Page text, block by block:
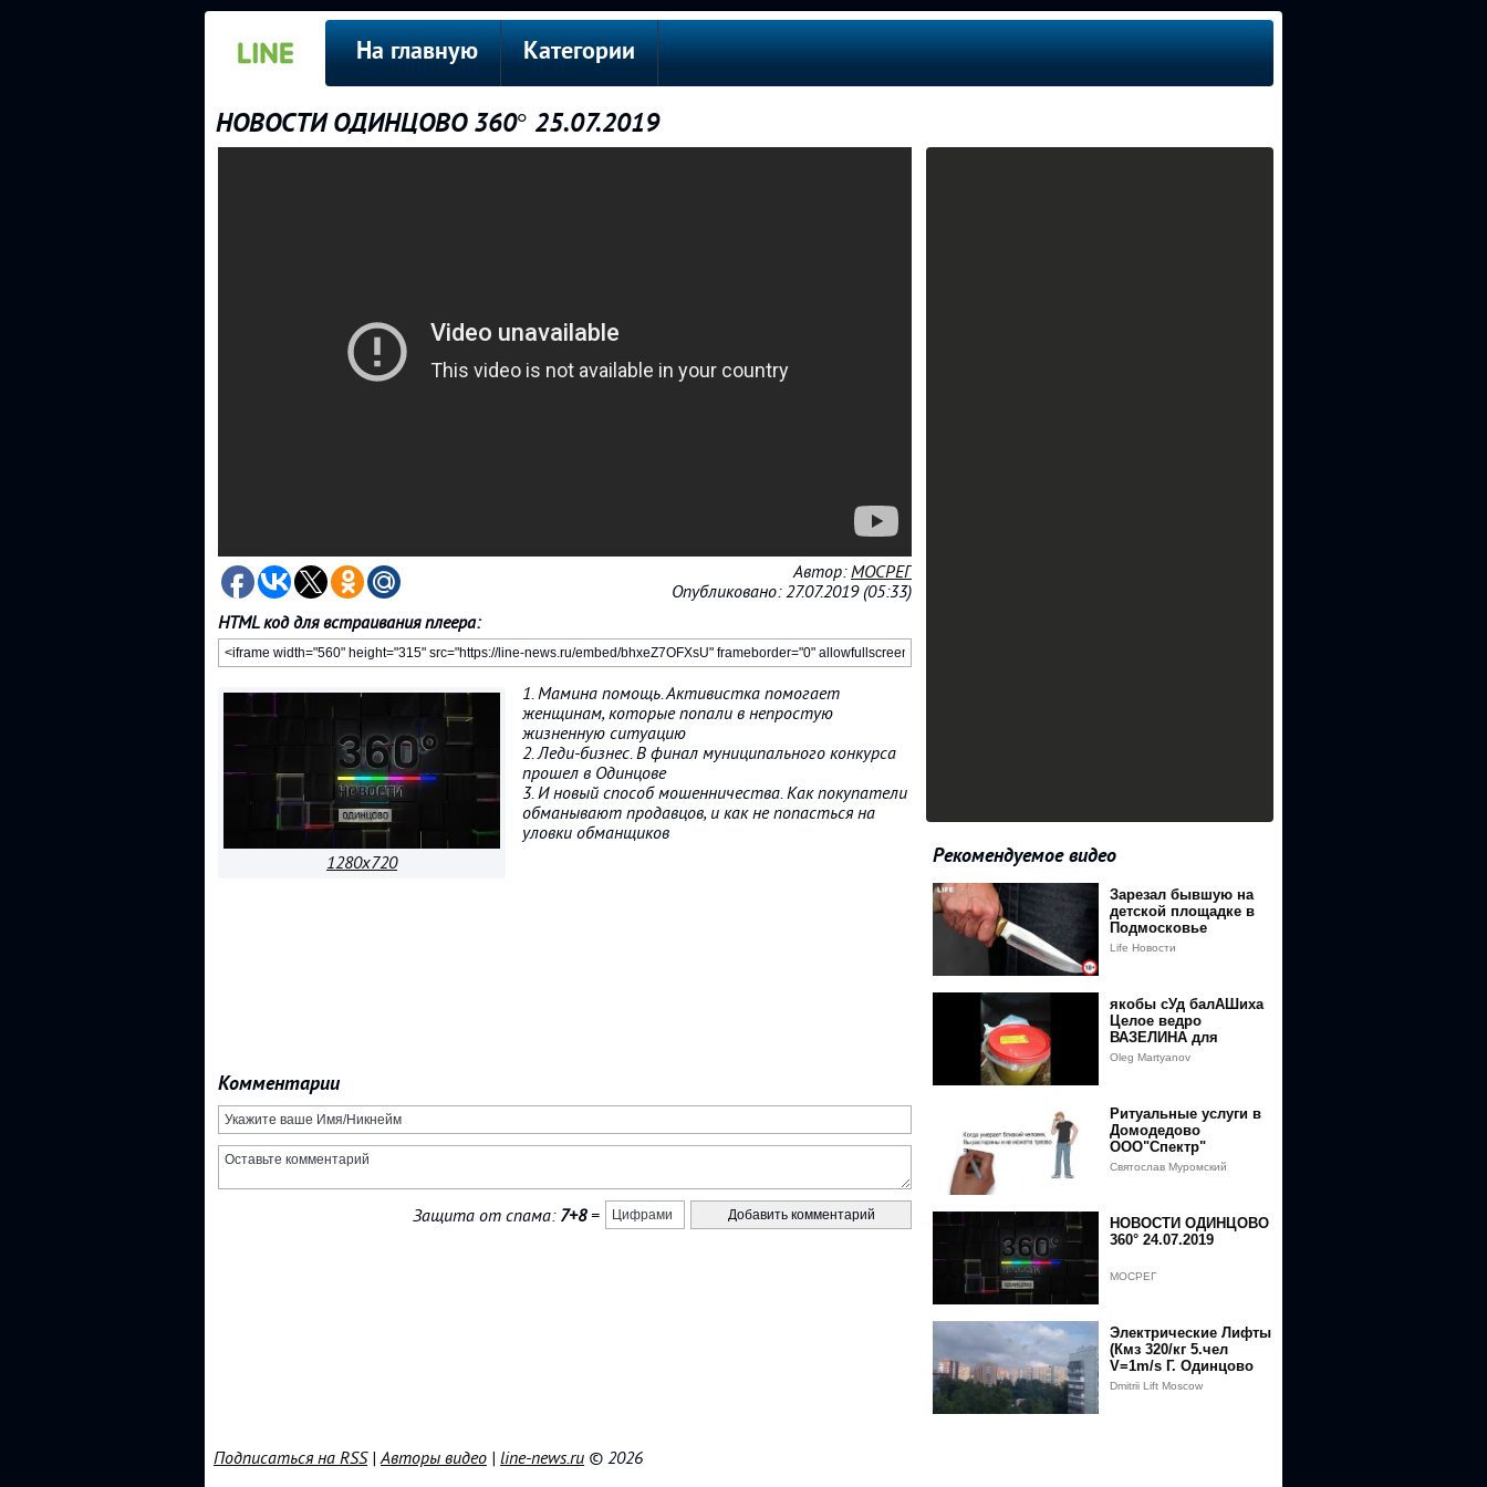
На главную Категории
НОВОСТИ ОДИНЦОВО 360° 25.07.2019
Автор:МОСРЕГ
Опубликовано: 27.07.2019 (05:33)
HTML код для встраивания плеера:
1280x720
1. Мамина помощь. Активистка помогает
женщинам, которые попали в непростую
жизненную ситуацию
2. Леди-бизнес. В финал муниципального конкурса
прошел в Одинцове
3. И новый способ мошенничества. Как покупатели
обманывают продавцов, и как не попасться на
уловки обманщиков
Комментарии
Защита от спама: 7+8=
Рекомендуемое видео
Зарезал бывшую на
детской площадке в
Подмосковье
Life Новости
якобы сУд балАШиха
Целое ведро
ВАЗЕЛИНА для
структур
Oleg Martyanov
Ритуальные услуги в
Домодедово
ООО"Спектр"
Святослав Муромский
НОВОСТИ ОДИНЦОВО
360° 24.07.2019
МОСРЕГ
Электрические Лифты
(Кмз 320/кг 5.чел
V=1m/s Г. Одинцово
россия
Dmitrii Lift Moscow
Подписаться на RSS|Авторы видео | line-news.ru © 2026